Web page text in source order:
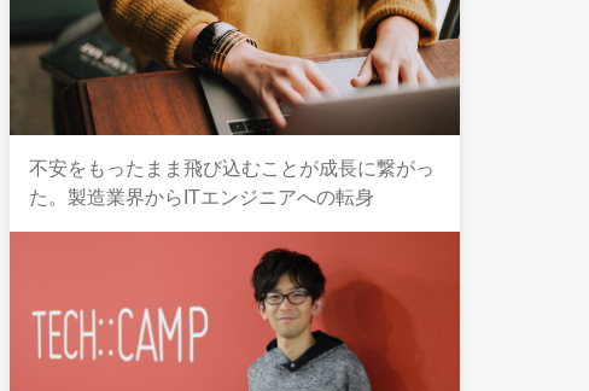
不安をもったまま飛び込むことが成長に繋がっ
た。製造業界からITエンジニアへの転身